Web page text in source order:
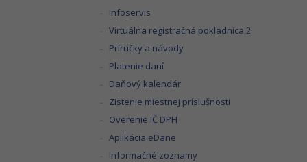
Infoservis
Virtuálna registračná pokladnica 2
Príručky a návody
Platenie daní
Daňový kalendár
Zistenie miestnej príslušnosti
Overenie IČ DPH
Aplikácia eDane
Informačné zoznamy